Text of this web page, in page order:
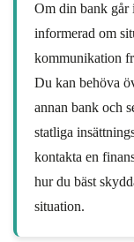
Om din bank går
informerad om
kommunikation
Du kan behöva
annan bank och
statliga
kontakta en
hur du bäst
situation.